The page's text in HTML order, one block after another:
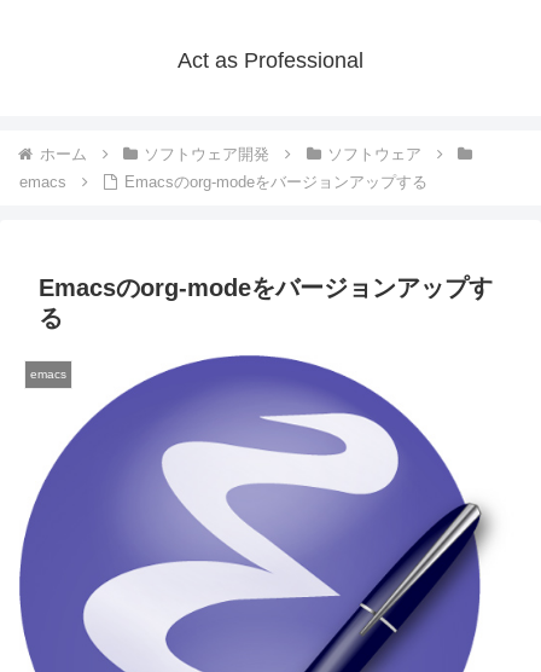
Act as Professional
ホーム ソフトウェア開発
ソフトウェア
emacs
Emacsのorg-modeをバージョンアップする
Emacsのorg-modeをバージョンアップす
る
emacs